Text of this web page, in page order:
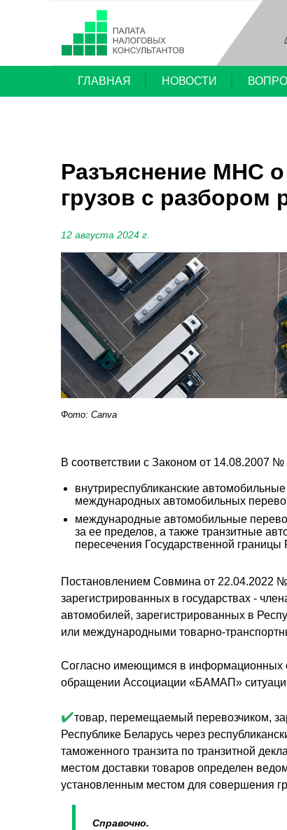
ГЛАВНАЯ НОВОСТИ
Разъяснение МНС
грузов с разбором
12 августа 2024 г.
Фото: Canva
В соответствии с Законом от 14.08.2007
внутриреспубликанские
международных автомобильных
международные автомобильные
за ее пределов, а также транзитные
пересечения Государственной
Постановлением Совмина от 22.04.2022 №
зарегистрированных в государствах -
автомобилей, зарегистрированных в
или международными товарно-
Согласно имеющимся в информационных
обращении Ассоциации «БАМАП»
✔️товар, перемещаемый перевозчиком,
Республике Беларусь через
таможенного транзита по транзитной
местом доставки товаров определен
установленным местом для совершения
Справочно.